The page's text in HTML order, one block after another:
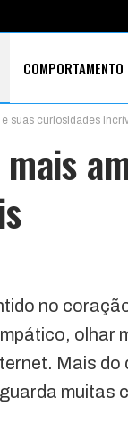
COMPORTAMENTO
suas curiosidades
no
olhar
Mais do
muitas